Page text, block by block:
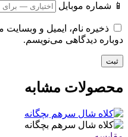
📱 شماره موبایل
ذخیره نام، ایمیل و
دوباره دیدگاهی می‌نویسم.
محصولات مشابه